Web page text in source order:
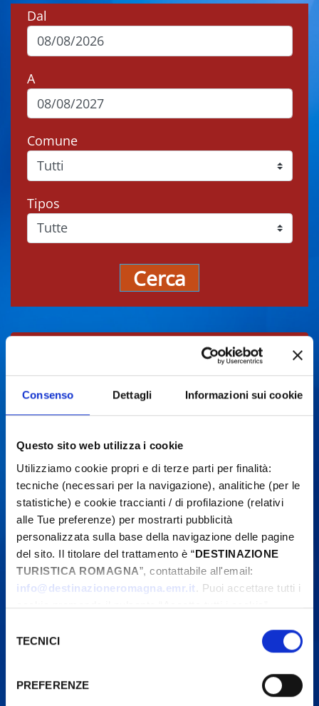
Consenso Dettagli Informazioni sui cookie
Questo sito web utilizza i cookie
Utilizziamo cookie propri e di terze parti per finalità:
tecniche (necessari per la navigazione), analitiche (per le
statistiche) e cookie traccianti / di profilazione (relativi
alle Tue preferenze) per mostrarti pubblicità
personalizzata sulla base della navigazione delle pagine
del sito. Il titolare del trattamento è “DESTINAZIONE
TURISTICA ROMAGNA”, contattabile all'email:
info@destinazioneromagna.emr.it. Puoi accettare tutti i
cookie premendo il pulsante “Accetta tutti i cookie”,
gestire le tue preferenze facendo clic su “Personalizza”.
Qualora acconsenti a tutti i cookie i Tuoi dati potranno
attualmente non fornisce garanzie idonee per il
delTECNICI
PREFERENZE
Dal
A
Comune
Tipos
Cerca
Gli eventi potrebbero subire variazioni,
contattare sempre gli organizzatori prima di